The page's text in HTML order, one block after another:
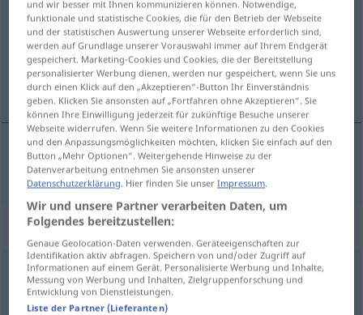
Übersicht aller Übersetzungen
(Für mehr Details die Übersetzung anklicken/antippen)
slivnik
slivnik AusgussKüche
Synonyme für "Ausguss"
Ausfluss,Ablauf
und wir besser mit Ihnen kommunizieren können. Notwendige,
funktionale und statistische Cookies, die für den Betrieb der Webseite
und der statistischen Auswertung unserer Webseite erforderlich sind,
werden auf Grundlage unserer Vorauswahl immer auf Ihrem Endgerät
gespeichert. Marketing-Cookies und Cookies, die der Bereitstellung
personalisierter Werbung dienen, werden nur gespeichert, wenn Sie uns
durch einen Klick auf den „Akzeptieren“-Button Ihr Einverständnis
geben. Klicken Sie ansonsten auf „Fortfahren ohne Akzeptieren“. Sie
können Ihre Einwilligung jederzeit für zukünftige Besuche unserer
Webseite widerrufen. Wenn Sie weitere Informationen zu den Cookies
und den Anpassungsmöglichkeiten möchten, klicken Sie einfach auf den
Button „Mehr Optionen“. Weitergehende Hinweise zu der
Datenverarbeitung entnehmen Sie ansonsten unserer
Datenschutzerklärung. Hier finden Sie unserImpressum.
Wir und unsere Partner verarbeiten Daten, um
Folgendes bereitzustellen:
Genaue Geolocation-Daten verwenden. Geräteeigenschaften zur
Identifikation aktiv abfragen. Speichern von und/oder Zugriff auf
Informationen auf einem Gerät. Personalisierte Werbung und Inhalte,
Messung von Werbung und Inhalten, Zielgruppenforschung und
Entwicklung von Dienstleistungen.
Liste der Partner (Lieferanten)